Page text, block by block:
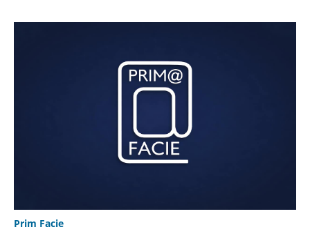
Prim Facie